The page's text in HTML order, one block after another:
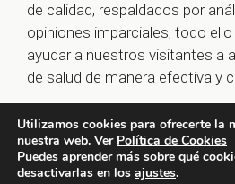
de calidad, respaldados por
opiniones imparciales, todo
ayudar a nuestros visitantes a
de salud de manera efectiva y
© 2026 farmaoclock.es -Política
Legal-Política de
Utilizamos cookies para ofrecerte la
nuestra web. Ver Política de Cookies
Puedes aprender más sobre qué
desactivarlas en los ajustes.